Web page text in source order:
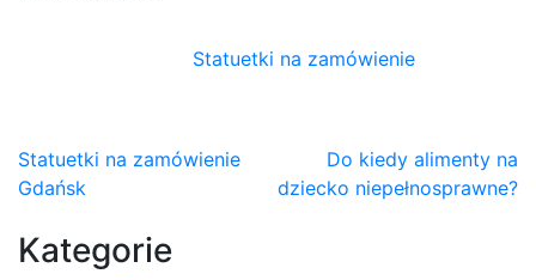
Statuetki na zamówienie
Nawigacja
wpisu
Statuetki na zamówienie
Gdańsk
Do kiedy alimenty na
dziecko niepełnosprawne?
Kategorie